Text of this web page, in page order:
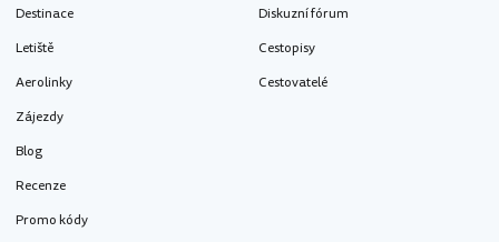
Destinace
Letiště
Aerolinky
Zájezdy
Blog
Recenze
Promo kódy
Diskuzní fórum
Cestopisy
Cestovatelé